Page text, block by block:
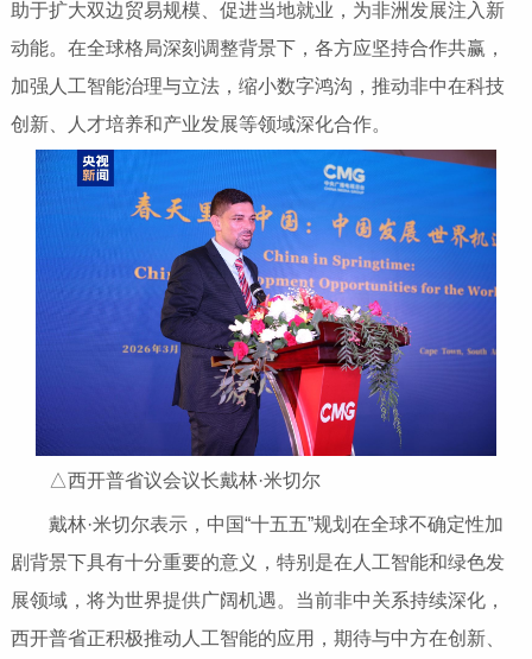
助于扩大双边贸易规模、促进当地就业，为非洲发展注入新
动能。在全球格局深刻调整背景下，各方应坚持合作共赢，
加强人工智能治理与立法，缩小数字鸿沟，推动非中在科技
创新、人才培养和产业发展等领域深化合作。
△西开普省议会议长戴林·米切尔
戴林·米切尔表示，中国“十五五”规划在全球不确定性加
剧背景下具有十分重要的意义，特别是在人工智能和绿色发
展领域，将为世界提供广阔机遇。当前非中关系持续深化，
西开普省正积极推动人工智能的应用，期待与中方在创新、